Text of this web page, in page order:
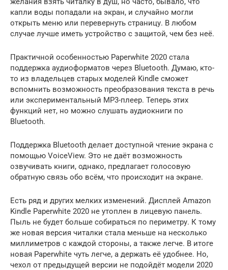
капли воды попадали на экран, и случайно могли
открыть меню или перевернуть страницу. В любом
случае лучше иметь устройство с защитой, чем без неё.
Практичной особенностью Paperwhite 2020 стала
поддержка аудиоформатов через Bluetooth. Думаю, кто-
то из владельцев старых моделей Kindle сможет
вспомнить возможность преобразования текста в речь
или экспериментальный MP3-плеер. Теперь этих
функций нет, но можно слушать аудиокниги по
Bluetooth.
Поддержка Bluetooth делает доступной чтение экрана с
помощью VoiceView. Это не даёт возможность
озвучивать книги, однако, предлагает голосовую
обратную связь обо всём, что происходит на экране.
Есть ряд и других мелких изменений. Дисплей Amazon
Kindle Paperwhite 2020 не утоплен в лицевую панель.
Пыль не будет больше собираться по периметру. К тому
же новая версия читалки стала меньше на несколько
миллиметров с каждой стороны, а также легче. В итоге
новая Paperwhite чуть легче, а держать её удобнее. Но,
чехол от предыдущей версии не подойдёт модели 2020